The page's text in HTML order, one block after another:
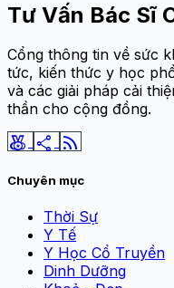
Tư Vấn Bác Sĩ
Cổng thông tin về sức
tức, kiến thức y học
và các giải pháp cải
thần cho cộng đồng.
social_leaderboard share rss_feed
Chuyên mục
Thời Sự
Y Tế
Y Học Cổ Truyền
Dinh Dưỡng